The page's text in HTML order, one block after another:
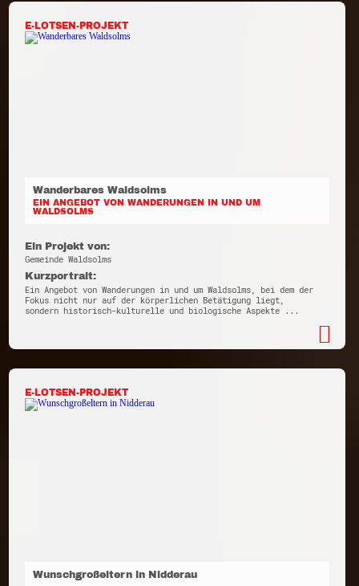
E-LOTSEN-PROJEKT
Wanderbares Waldsolms
EIN ANGEBOT VON WANDERUNGEN IN UND UM
WALDSOLMS
Ein Projekt von:
Gemeinde Waldsolms
Kurzportrait:
Ein Angebot von Wanderungen in und um Waldsolms, bei dem der
Fokus nicht nur auf der körperlichen Betätigung liegt,
sondern historisch-kulturelle und biologische Aspekte ...
E-LOTSEN-PROJEKT
Wunschgroßeltern in Nidderau